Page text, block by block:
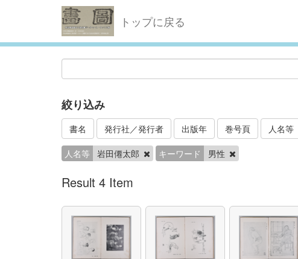
トップに戻る
絞り込み
書名 発行社／発行者 出版年 巻号頁 人名等
人名等 岩田僊太郎 キーワード 男性
Result 4 Item